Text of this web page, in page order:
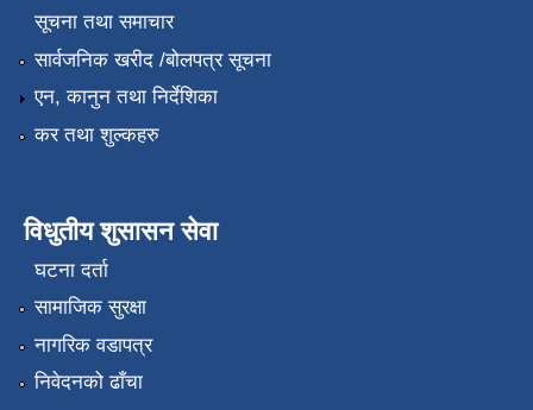
सूचना तथा समाचार
सार्वजनिक खरीद /बोलपत्र सूचना
एन, कानुन तथा निर्देशिका
कर तथा शुल्कहरु
विधुतीय शुसासन सेवा
घटना दर्ता
सामाजिक सुरक्षा
नागरिक वडापत्र
निवेदनको ढाँचा